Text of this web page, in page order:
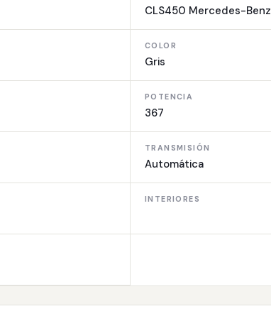
CLS450 Mercedes-Benz
COLOR
Gris
POTENCIA
367
TRANSMISIÓN
Automática
INTERIORES